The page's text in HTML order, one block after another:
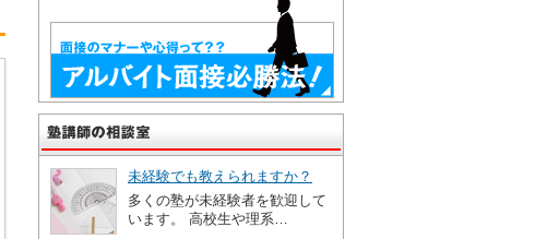
未経験でも教えられますか？
多くの塾が未経験者を歓迎して
います。 高校生や理系…